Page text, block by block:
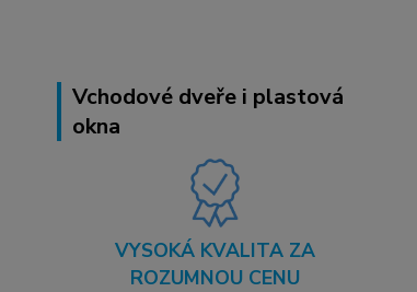
Vchodové dveře i plastová
okna
VYSOKÁ KVALITA ZA
ROZUMNOU CENU